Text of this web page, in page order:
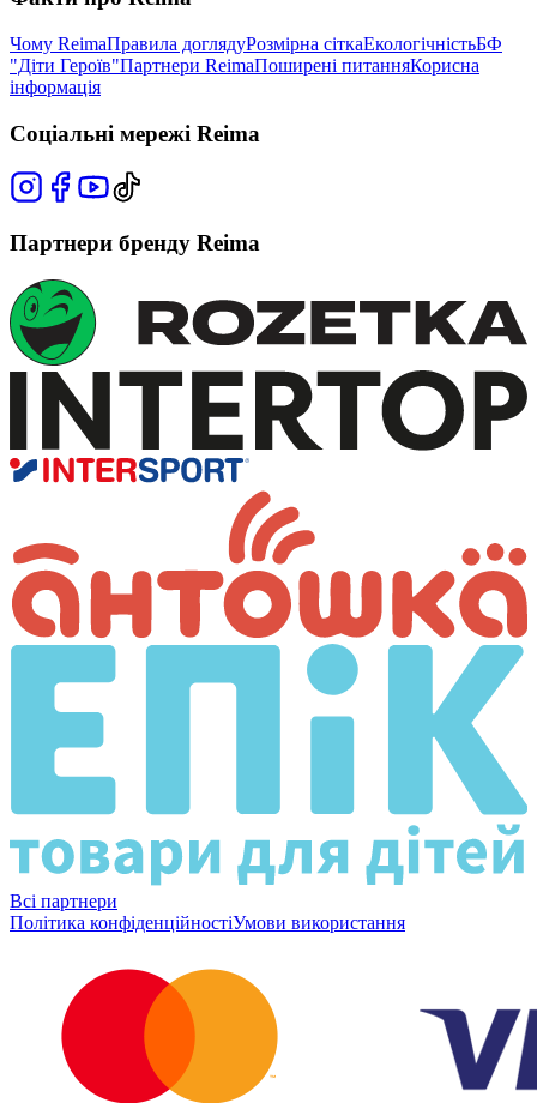
Чому ReimaПравила доглядуРозмірна сіткаЕкологічністьБФ
"Діти Героїв"Партнери ReimaПоширені питанняКорисна
інформація
Соціальні мережі Reima
Партнери бренду Reima
Всі партнери
Політика конфіденційностіУмови використання